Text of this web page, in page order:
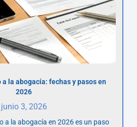
a la abogacía: fechas y pasos en
2026
junio 3, 2026
a la abogacía en 2026 es un paso